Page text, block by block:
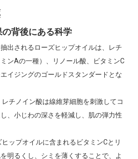
背後にある科学
出されるローズヒップオイルは、レチ
ンAの一種）、リノール酸、ビタミンC
イジングのゴールドスタンダードとな
レチノイン酸は線維芽細胞を刺激してコ
、小じわの深さを軽減し、肌の弾力性
ヒップオイルに含まれるビタミンCとリ
明るくし、シミを薄くすることで、よ